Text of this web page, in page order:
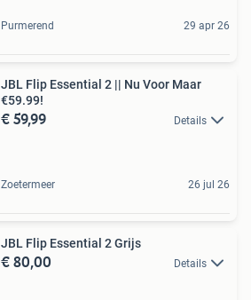
Purmerend 29 apr 26
JBL Flip Essential 2 || Nu Voor Maar
€59.99!
€ 59,99 Details
Zoetermeer 26 jul 26
JBL Flip Essential 2 Grijs
€ 80,00 Details